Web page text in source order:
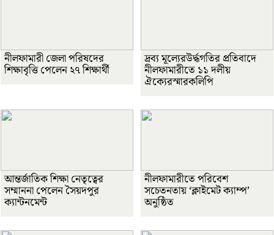
নীলফামারী জেলা পরিষদের
শিক্ষাবৃত্তি পেলেন ২৭ শিক্ষার্থী
দ্রব্য মূল্যেরউর্দ্ধগতির প্রতিবাদে
নীলফামারীতে ১১ দলীয়
ঐক্যেরস্মারকলিপি
আন্তর্জাতিক শিক্ষা নেতৃত্বের
সম্মাননা পেলেন সৈয়দপুর
ক্যান্টনমেন্ট
নীলফামারীতে পরিবেশ
সচেতনতায় ‘ক্লাইমেট ক্যাম্প’
অনুষ্ঠিত